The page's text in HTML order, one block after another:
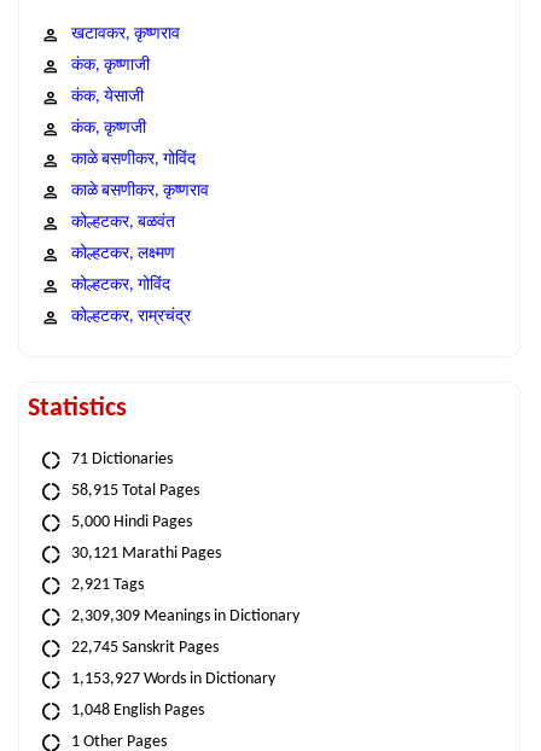
खटावकर, कृष्णराव
कंक, कृष्णाजी
कंक, येसाजी
कंक, कृष्णजी
काळे बसणीकर, गोविंद
काळे बसणीकर, कृष्णराव
कोल्हटकर, बळवंत
कोल्हटकर, लक्ष्मण
कोल्हटकर, गोविंद
कोल्हटकर, राम्रचंद्र
Statistics
71 Dictionaries
58,915 Total Pages
5,000 Hindi Pages
30,121 Marathi Pages
2,921 Tags
2,309,309 Meanings in Dictionary
22,745 Sanskrit Pages
1,153,927 Words in Dictionary
1,048 English Pages
1 Other Pages